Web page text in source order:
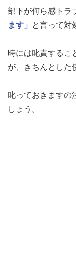
部下が何ら感トラ
ます」
と言って対
時には叱責するこ
が、きちんとした
叱っておきますの
しょう。